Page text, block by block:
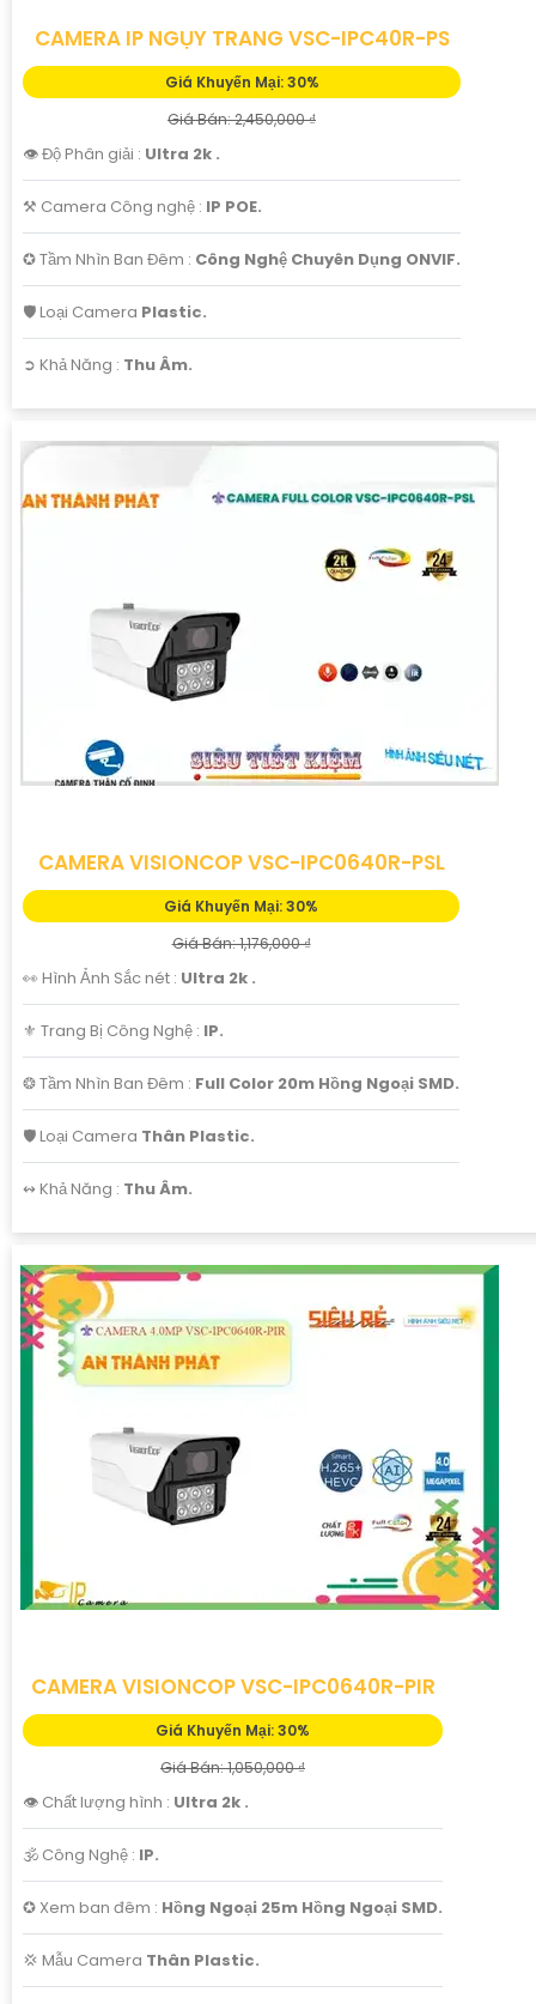
CAMERA IP NGỤY TRANG VSC-IPC40R-PS
Giá Khuyến Mại: 30%
Giá Bán: 2,450,000 ₫
👁 Độ Phân giải : Ultra 2k .
⚒ Camera Công nghệ : IP POE.
✪ Tầm Nhìn Ban Đêm : Công Nghệ Chuyên Dụng ONVIF.
🛡 Loại Camera Plastic.
️➲ Khả Năng : Thu Âm.
CAMERA VISIONCOP VSC-IPC0640R-PSL
Giá Khuyến Mại: 30%
Giá Bán: 1,176,000 ₫
👀 Hình Ảnh Sắc nét : Ultra 2k .
⚜️ Trang Bị Công Nghệ : IP.
❂ Tầm Nhìn Ban Đêm : Full Color 20m Hồng Ngoại SMD.
🛡 Loại Camera Thân Plastic.
️↭ Khả Năng : Thu Âm.
CAMERA VISIONCOP VSC-IPC0640R-PIR
Giá Khuyến Mại: 30%
Giá Bán: 1,050,000 ₫
👁 Chất lượng hình : Ultra 2k .
🕉️ Công Nghệ : IP.
✪ Xem ban đêm : Hồng Ngoại 25m Hồng Ngoại SMD.
💢 Mẫu Camera Thân Plastic.